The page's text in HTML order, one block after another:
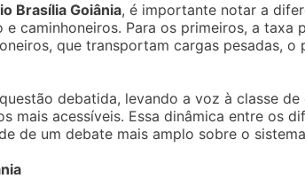
Brasília Goiânia, é importante notar a
caminhoneiros. Para os primeiros, a taxa
que transportam cargas pesadas, o
debatida, levando a voz à classe de
mais acessíveis. Essa dinâmica entre os
de um debate mais amplo sobre o